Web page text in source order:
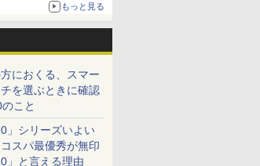
もっと見る
におくる、スマー
チを選ぶときに確認
こと
」シリーズいよい
スパ最優秀が無印
」と言える理由